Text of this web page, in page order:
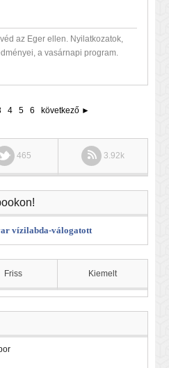
az Eger ellen. Nyilatkozatok,
a vasárnapi program.
4 5 6 következő ►
465 3.92k
vízilabda-válogatott
Friss Kiemelt